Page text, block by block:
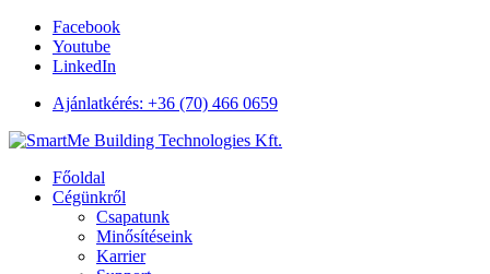
Facebook
Youtube
LinkedIn
Ajánlatkérés: +36 (70) 466 0659
Főoldal
Cégünkről
Csapatunk
Minősítéseink
Karrier